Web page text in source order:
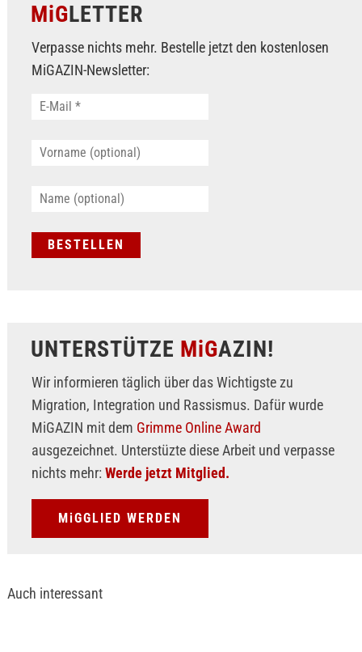
MiGLETTER
Verpasse nichts mehr. Bestelle jetzt den kostenlosen
MiGAZIN-Newsletter:
UNTERSTÜTZE MiGAZIN!
Wir informieren täglich über das Wichtigste zu
Migration, Integration und Rassismus. Dafür wurde
MiGAZIN mit dem Grimme Online Award
ausgezeichnet. Unterstüzte diese Arbeit und verpasse
nichts mehr: Werde jetzt Mitglied.
MiGGLIED WERDEN
Auch interessant